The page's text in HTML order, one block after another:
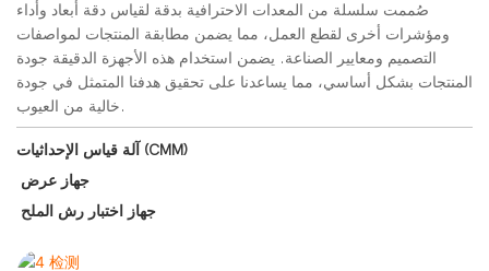
صُممت سلسلة من المعدات الاحترافية بدقة لقياس دقة أبعاد وأداء
ومؤشرات أخرى لقطع العمل، مما يضمن مطابقة المنتجات لمواصفات
التصميم ومعايير الصناعة. يضمن استخدام هذه الأجهزة الدقيقة جودة
المنتجات بشكل أساسي، مما يساعدنا على تحقيق هدفنا المتمثل في جودة
خالية من العيوب.
آلة قياس الإحداثيات (CMM)
جهاز عرض
جهاز اختبار رش الملح